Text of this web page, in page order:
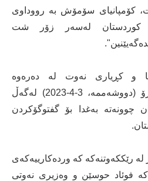
کۆمپانیای سۆمۆش بە رووداوی
کوردستان لەسەر زۆر شت
و کڕیاری نەوت لە دەرەوە
گەیشتوونەتە هەولێر، ئەمڕۆ (دووشەممە، 3-4-2023) لەگەڵ
چوونەتە بەغدا بۆ گفتوگۆکردن
لە رێککەوتنەکە کە وردەکارییەکەی
فوئاد حوسێن و وەزیری نەوتی